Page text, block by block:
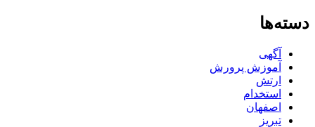
دسته‌ها
آگهی
آموزش پرورش
ارتش
استخدام
اصفهان
تبریز